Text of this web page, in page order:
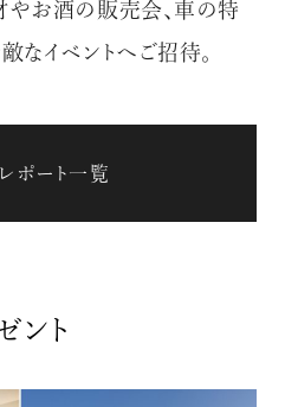
やお酒の販売会、車の特
なイベントへご招待。
ポート一覧
ント